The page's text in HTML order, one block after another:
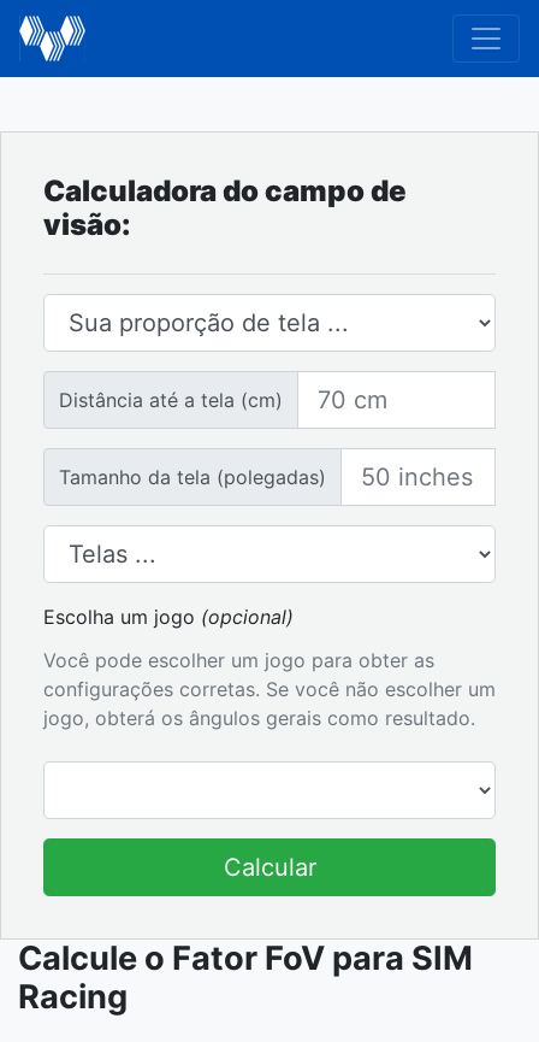
Calculadora do campo de
visão:
Proporção de tela
Distância até a tela (cm)
Tamanho da tela (polegadas)
Número de telas
Escolha um jogo (opcional)
Você pode escolher um jogo para obter as
configurações corretas. Se você não escolher um
jogo, obterá os ângulos gerais como resultado.
Calcular
Calcule o Fator FoV para SIM
Racing